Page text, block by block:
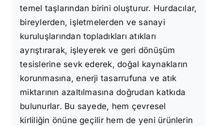
temel taşlarından birini oluşturur. Hurdacılar,
bireylerden, işletmelerden ve sanayi
kuruluşlarından topladıkları atıkları
ayrıştırarak, işleyerek ve geri dönüşüm
tesislerine sevk ederek, doğal kaynakların
korunmasına, enerji tasarrufuna ve atık
miktarının azaltılmasına doğrudan katkıda
bulunurlar. Bu sayede, hem çevresel
kirliliğin önüne geçilir hem de yeni ürünlerin